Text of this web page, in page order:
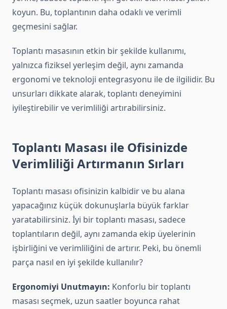
koyun. Bu, toplantının daha odaklı ve verimli
geçmesini sağlar.
Toplantı masasının etkin bir şekilde kullanımı,
yalnızca fiziksel yerleşim değil, aynı zamanda
ergonomi ve teknoloji entegrasyonu ile de ilgilidir. Bu
unsurları dikkate alarak, toplantı deneyimini
iyileştirebilir ve verimliliği artırabilirsiniz.
Toplantı Masası ile Ofisinizde
Verimliliği Artırmanın Sırları
Toplantı masası ofisinizin kalbidir ve bu alana
yapacağınız küçük dokunuşlarla büyük farklar
yaratabilirsiniz. İyi bir toplantı masası, sadece
toplantıların değil, aynı zamanda ekip üyelerinin
işbirliğini ve verimliliğini de artırır. Peki, bu önemli
parça nasıl en iyi şekilde kullanılır?
Ergonomiyi Unutmayın: Konforlu bir toplantı
masası seçmek, uzun saatler boyunca rahat